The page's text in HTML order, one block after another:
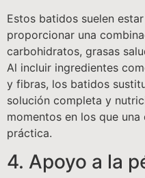
Estos batidos suelen
proporcionar una
carbohidratos, grasas
Al incluir ingredientes
y fibras, los batidos
solución completa y
momentos en los que
práctica.
4. Apoyo a la